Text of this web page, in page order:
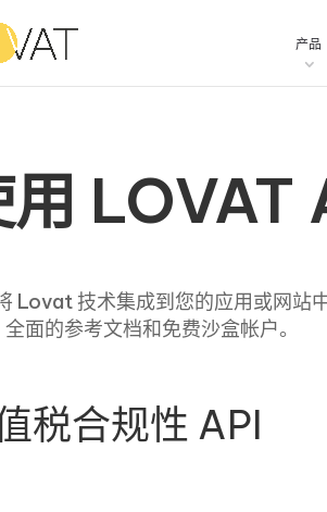
产品
用 LOVAT
Lovat 技术集成到您的应用或网站
面的参考文档和免费沙盒帐户。
税合规性 API